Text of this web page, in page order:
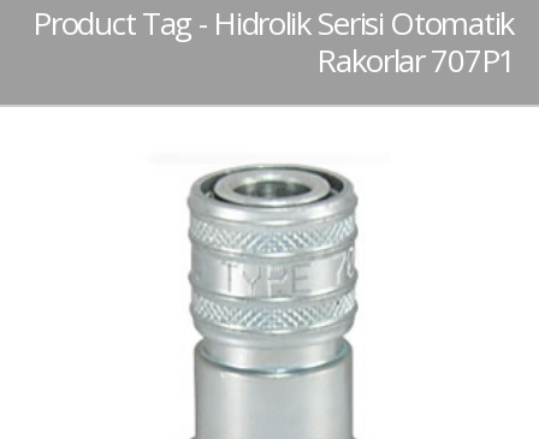
Product Tag - Hidrolik Serisi Otomatik
Rakorlar 707P1